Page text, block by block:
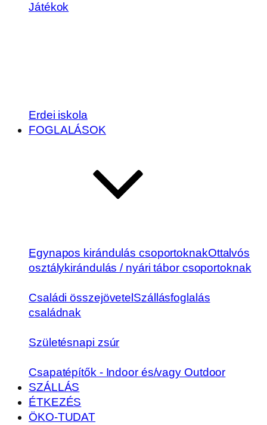
Játékok
Erdei iskola
FOGLALÁSOK
Egynapos kirándulás csoportoknakOttalvós
osztálykirándulás / nyári tábor csoportoknak
Családi összejövetel Szállásfoglalás
családnak
Születésnapi zsúr
Csapatépítők - Indoor és/vagy Outdoor
SZÁLLÁS
ÉTKEZÉS
ÖKO-TUDAT